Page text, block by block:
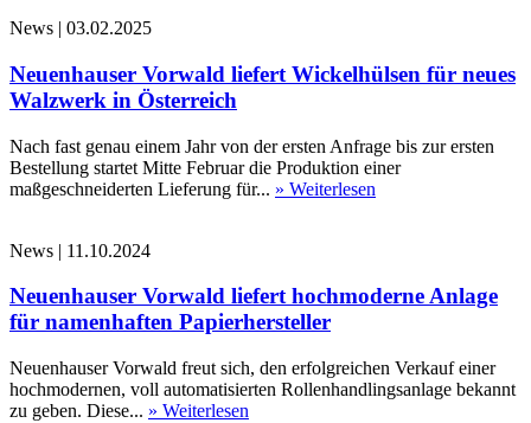
News | 03.02.2025
Neuenhauser Vorwald liefert Wickelhülsen für neues
Walzwerk in Österreich
Nach fast genau einem Jahr von der ersten Anfrage bis zur ersten
Bestellung startet Mitte Februar die Produktion einer
maßgeschneiderten Lieferung für... » Weiterlesen
News | 11.10.2024
Neuenhauser Vorwald liefert hochmoderne Anlage
für namenhaften Papierhersteller
Neuenhauser Vorwald freut sich, den erfolgreichen Verkauf einer
hochmodernen, voll automatisierten Rollenhandlingsanlage bekannt
zu geben. Diese... » Weiterlesen